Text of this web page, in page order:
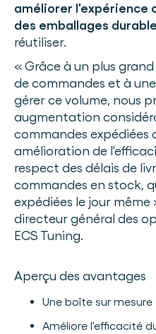
améliorer l'expérience
des emballages
réutiliser.
« Grâce à un plus
de commandes et à
gérer ce volume, nous
augmentation
commandes expédiées
amélioration de
respect des délais de
commandes en stock,
expédiées le jour même
directeur général des
ECS Tuning.
Aperçu des avantages
Une boîte sur
Améliore l'efficacité